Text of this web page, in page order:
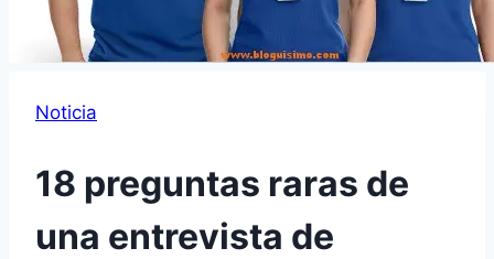
Noticia
18 preguntas raras de
una entrevista de